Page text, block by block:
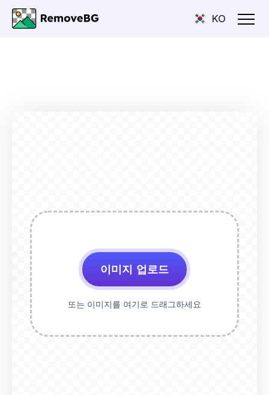
KO
이미지 업로드
또는 이미지를 여기로 드래그하세요